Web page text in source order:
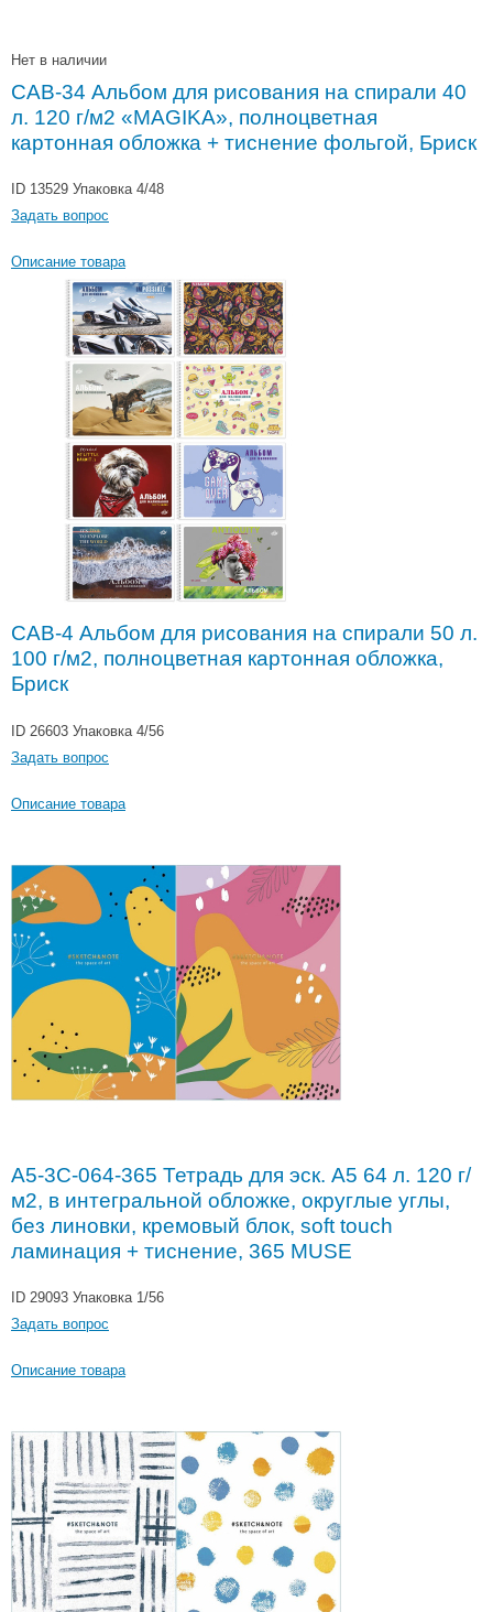
Нет в наличии
САВ-34 Альбом для рисования на спирали 40
л. 120 г/м2 «MAGIKA», полноцветная
картонная обложка + тиснение фольгой, Бриск
ID 13529 Упаковка 4/48
Задать вопрос
Описание товара
САВ-4 Альбом для рисования на спирали 50 л.
100 г/м2, полноцветная картонная обложка,
Бриск
ID 26603 Упаковка 4/56
Задать вопрос
Описание товара
A5-3C-064-365 Тетрадь для эск. A5 64 л. 120 г/
м2, в интегральной обложке, округлые углы,
без линовки, кремовый блок, soft touch
ламинация + тиснение, 365 MUSE
ID 29093 Упаковка 1/56
Задать вопрос
Описание товара